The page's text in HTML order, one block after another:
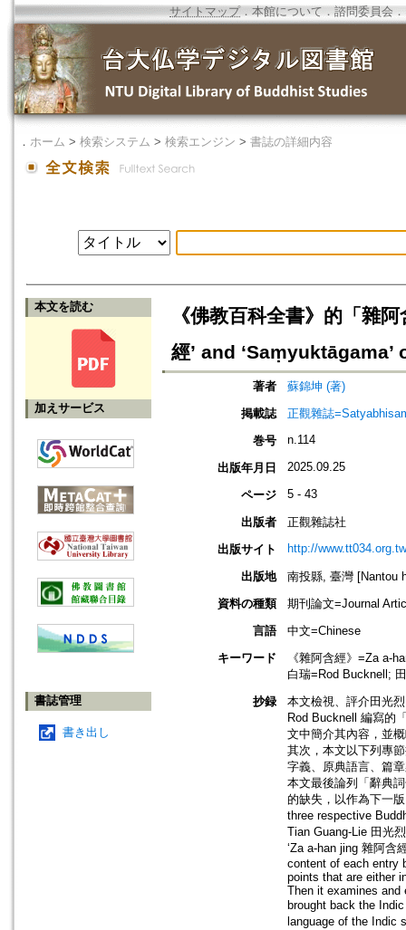
サイトマップ．本館について ． 諮問委員会 ．
． ホーム > 検索システム > 検索エンジン > 書誌の詳細内容
本文を読む
加えサービス
書誌管理
書き出し
《佛教百科全書》的「雜
經’ and
著者
蘇錦坤 (著)
掲載誌
正觀雜誌
巻号
n.114
出版年月日 2025.09.25
ページ 5 - 43
出版者
正觀雜誌社
出版サイト
http://
出版地
南投縣, 臺灣 [Nantou
資料の種類
期刊論文=Journal
言語
中文=Chinese
キーワード
《雜阿含經》=Za a-
白瑞=Rod Bucknell;
抄録
本文檢視、評介田光
Rod Bucknell 編寫的
文中簡介其內容，並
其次，本文以下列專
字義、原典語言、篇
本文最後論列「辭典
的缺失，以作為下一
three respective
Tian Guang-Lie 田光
‘Za a-han jing 雜阿含
content of each entry
points that are either
Then it examines
brought back the
language of the Indic